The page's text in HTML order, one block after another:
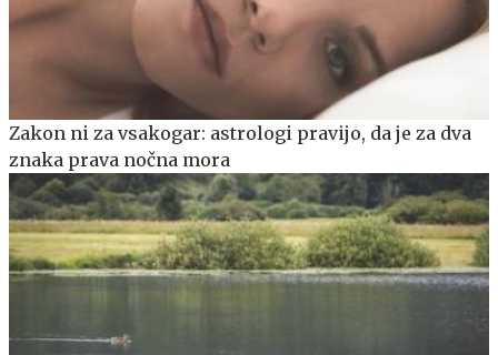
Zakon ni za vsakogar: astrologi pravijo, da je za dva
znaka prava nočna mora